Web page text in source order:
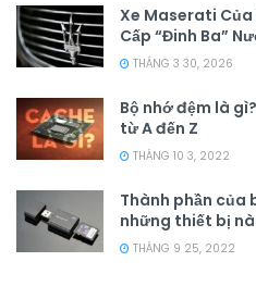
Xe Maserati Của
Cấp “Đinh Ba”
THÁNG 3 30, 2026
Bộ nhớ đệm là
từ A đến Z
THÁNG 10 3, 2022
Thành phần của
những thiết bị
THÁNG 9 25, 2022